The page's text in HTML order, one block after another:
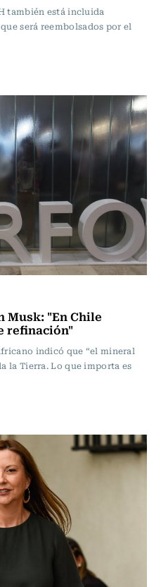
también está incluida
será reembolsados por el
Musk: "En Chile
refinación"
indicó que “el mineral
la Tierra. Lo que importa es